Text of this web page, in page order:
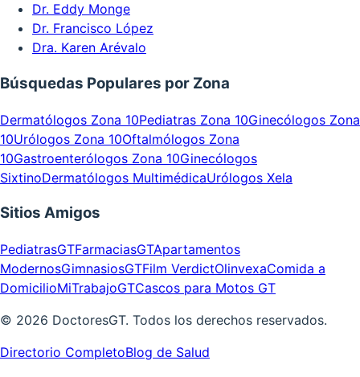
Dr. Eddy Monge
Dr. Francisco López
Dra. Karen Arévalo
Búsquedas Populares por Zona
Dermatólogos Zona 10Pediatras Zona 10Ginecólogos Zona
10Urólogos Zona 10Oftalmólogos Zona
10Gastroenterólogos Zona 10Ginecólogos
SixtinoDermatólogos MultimédicaUrólogos Xela
Sitios Amigos
PediatrasGTFarmaciasGTApartamentos
ModernosGimnasiosGTFilm VerdictOlinvexaComida a
DomicilioMiTrabajoGTCascos para Motos GT
© 2026 DoctoresGT. Todos los derechos reservados.
Directorio CompletoBlog de Salud